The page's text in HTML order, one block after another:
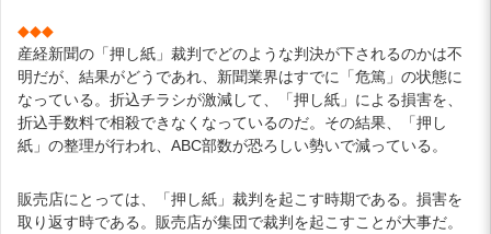
◆◆◆
産経新聞の「押し紙」裁判でどのような判決が下されるのかは不
明だが、結果がどうであれ、新聞業界はすでに「危篤」の状態に
なっている。折込チラシが激減して、「押し紙」による損害を、
折込手数料で相殺できなくなっているのだ。その結果、「押し
紙」の整理が行われ、ABC部数が恐ろしい勢いで減っている。
販売店にとっては、「押し紙」裁判を起こす時期である。損害を
取り返す時である。販売店が集団で裁判を起こすことが大事だ。